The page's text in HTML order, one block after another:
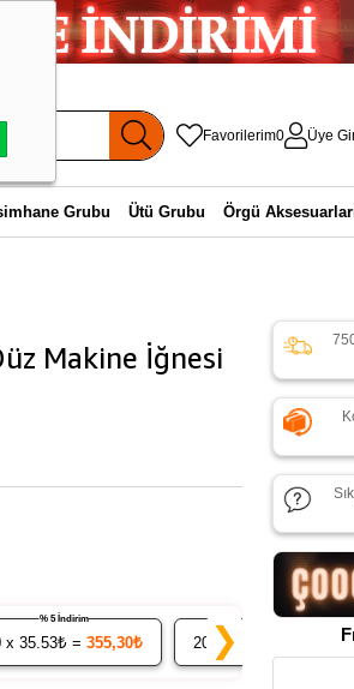
Favorilerim0 Üye
Grubu Ütü Grubu Örgü
Makine İğnesi
x 35.53₺ = 355,30₺
% 5 İndirim
20 x 34.78₺ = 695,64₺
% 7 İndirim
❯